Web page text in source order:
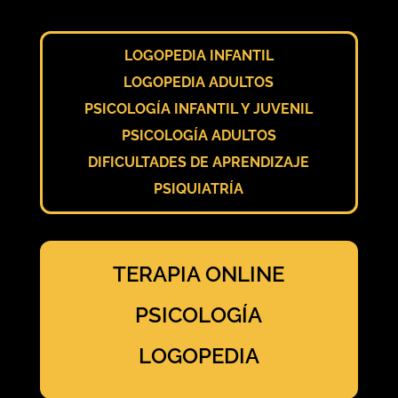
LOGOPEDIA INFANTIL
LOGOPEDIA ADULTOS
PSICOLOGÍA INFANTIL Y JUVENIL
PSICOLOGÍA ADULTOS
DIFICULTADES DE APRENDIZAJE
PSIQUIATRÍA
TERAPIA ONLINE
PSICOLOGÍA
LOGOPEDIA